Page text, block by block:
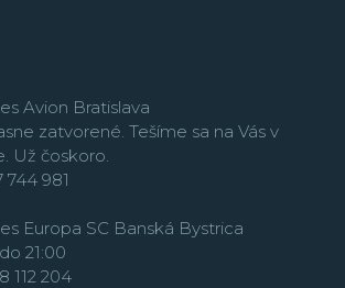
Avion Bratislava
zatvorené. Tešíme sa na Vás v
Už čoskoro.
744 981
Europa SC Banská Bystrica
21:00
112 204